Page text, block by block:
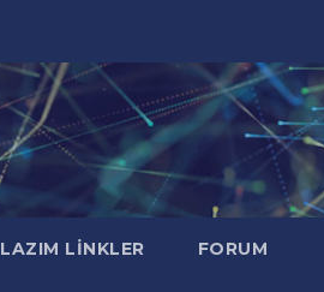
LAZIM LINKLER FORUM